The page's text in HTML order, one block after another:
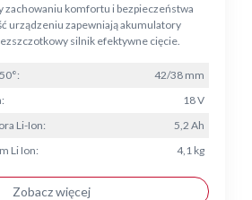
zachowaniu komfortu i bezpieczeństwa
urządzeniu zapewniają akumulatory
silnik efektywne cięcie.
42/38 mm
18 V
Li-Ion:
5,2 Ah
Li Ion:
4,1 kg
Zobacz więcej